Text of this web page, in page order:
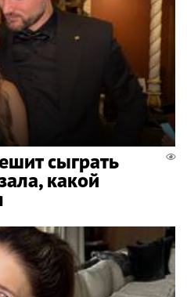
сыграть
какой